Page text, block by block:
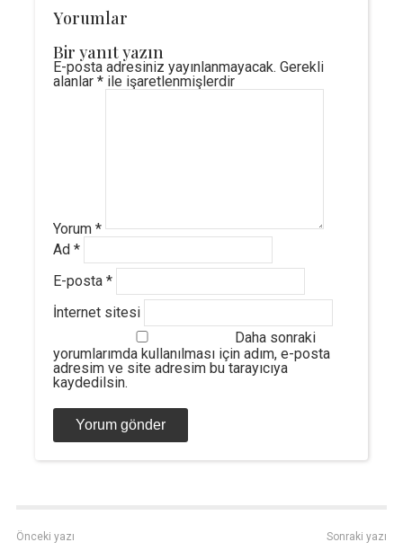
Yorumlar
Bir yanıt yazın
E-posta adresiniz yayınlanmayacak. Gerekli
alanlar *ile işaretlenmişlerdir
Yorum *
Ad *
E-posta *
İnternet sitesi
Daha sonraki
yorumlarımda kullanılması için adım, e-posta
adresim ve site adresim bu tarayıcıya
kaydedilsin.
Önceki yazı Sonraki yazı